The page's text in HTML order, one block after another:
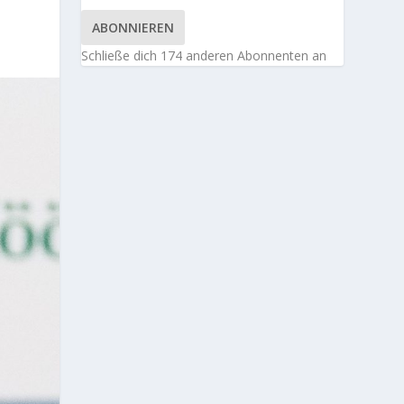
ABONNIEREN
Schließe dich 174 anderen Abonnenten an